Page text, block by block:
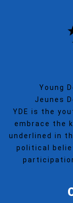
Young
Jeunes
YDE is the
embrace the
underlined in
political